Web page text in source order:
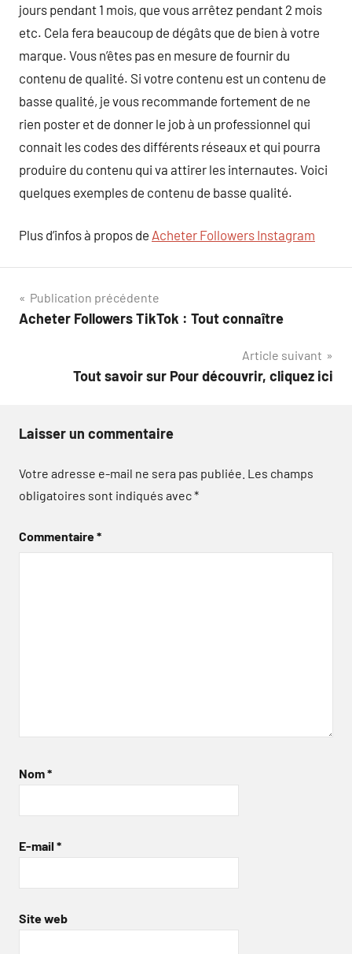
jours pendant 1 mois, que vous arrêtez pendant 2 mois
etc. Cela fera beaucoup de dégâts que de bien à votre
marque. Vous n’êtes pas en mesure de fournir du
contenu de qualité. Si votre contenu est un contenu de
basse qualité, je vous recommande fortement de ne
rien poster et de donner le job à un professionnel qui
connait les codes des différents réseaux et qui pourra
produire du contenu qui va attirer les internautes. Voici
quelques exemples de contenu de basse qualité.
Plus d’infos à propos de Acheter Followers Instagram
Navigation
de
Publication précédente
Acheter Followers TikTok : Tout connaître
Article suivant
Tout savoir sur Pour découvrir, cliquez ici
Laisser un commentaire
Votre adresse e-mail ne sera pas publiée. Les champs
obligatoires sont indiqués avec*
Commentaire*
Nom*
E-mail *
Site web